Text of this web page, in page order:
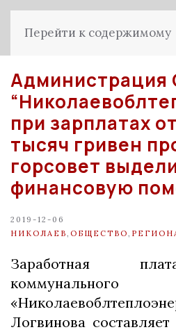
Перейти к содержимому
Администрация
при зарплатах
тысяч гривен
горсовет
финансовую
2019-12-06
НИКОЛАЕВ ОБЩЕСТВО
Заработная
коммунального
Логвинова